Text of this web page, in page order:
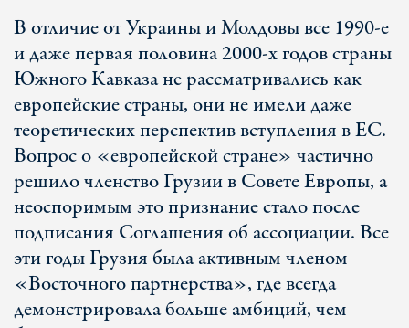
В отличие от Украины и Молдовы все 1990-е
и даже первая половина 2000-х годов страны
Южного Кавказа не рассматривались как
европейские страны, они не имели даже
теоретических перспектив вступления в ЕС.
Вопрос о «европейской стране» частично
решило членство Грузии в Совете Европы, а
неоспоримым это признание стало после
подписания Соглашения об ассоциации. Все
эти годы Грузия была активным членом
«Восточного партнерства», где всегда
демонстрировала больше амбиций, чем